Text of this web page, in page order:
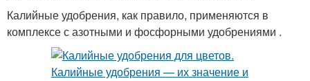
Калийные удобрения, как правило, применяются в
комплексе с азотными и фосфорными удобрениями .